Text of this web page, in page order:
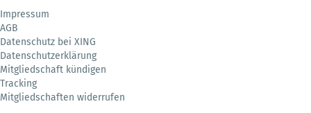
Impressum
AGB
Datenschutz bei XING
Datenschutzerklärung
Mitgliedschaft kündigen
Tracking
Mitgliedschaften widerrufen